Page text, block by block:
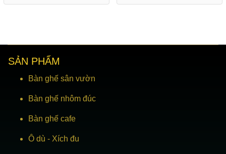
SẢN PHẨM
Bàn ghế sân vườn
Bàn ghế nhôm đúc
Bàn ghế cafe
Ô dù - Xích đu